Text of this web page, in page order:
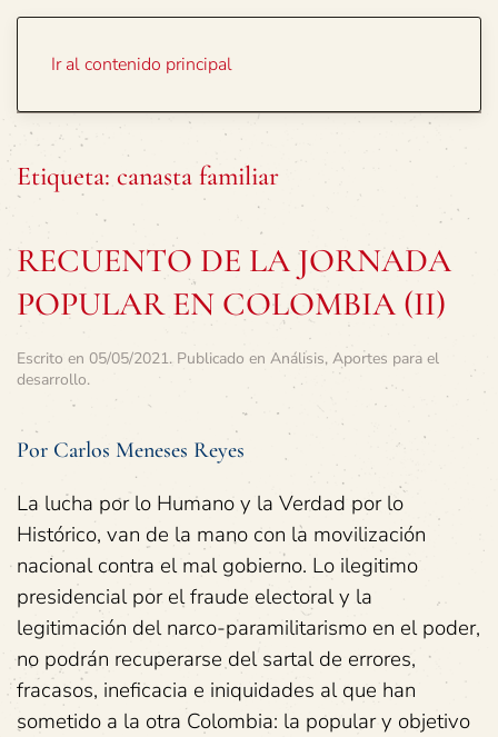
Ir al contenido principal
Etiqueta: canasta familiar
RECUENTO DE LA JORNADA
POPULAR EN COLOMBIA (II)
Escrito en 05/05/2021. Publicado en Análisis, Aportes para el
desarrollo.
Por Carlos Meneses Reyes
La lucha por lo Humano y la Verdad por lo
Histórico, van de la mano con la movilización
nacional contra el mal gobierno. Lo ilegitimo
presidencial por el fraude electoral y la
legitimación del narco-paramilitarismo en el poder,
no podrán recuperarse del sartal de errores,
fracasos, ineficacia e iniquidades al que han
sometido a la otra Colombia: la popular y objetivo